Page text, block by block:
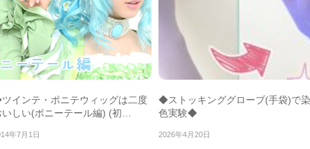
インテ・ポニテウィッグは二度
いしい(ポニーテール編) (初…
年7月1日
◆ストッキンググローブ(手袋)で染
色実験◆
2026年4月20日